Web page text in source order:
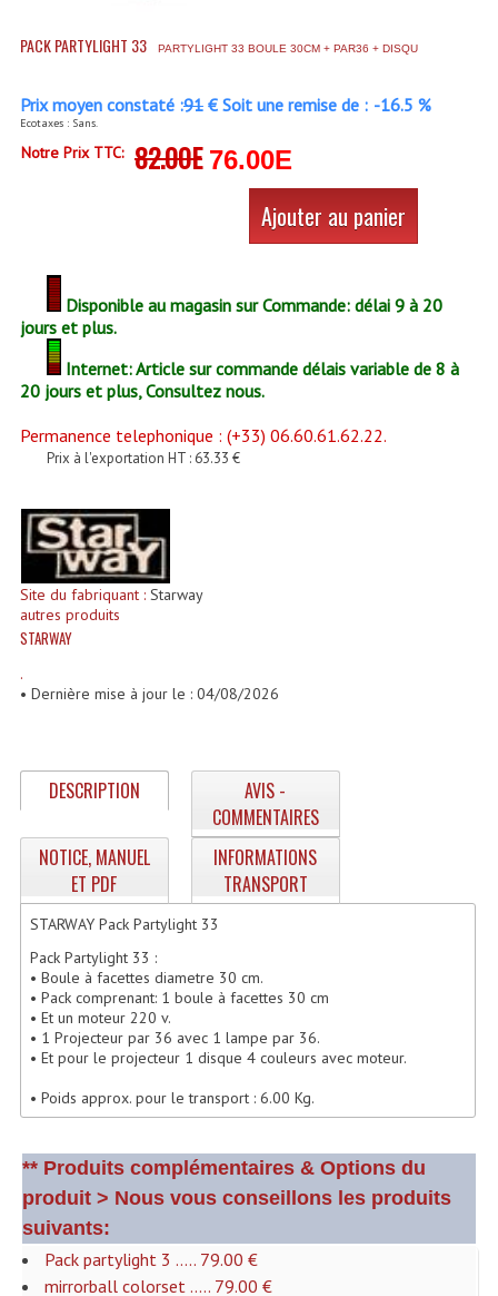
Casques Stéréo
Compresseurs , Limiteurs , Noise Gate
Enceintes Et Caissons Basses
Enceintes Amplifiées Actives
Enceintes, Système Amplifiés
Caisson De Basse Amplifié
Enceintes Autonomes Portables Amplifiées
Enceintes Hifi
Enceintes Monitoring
Filtres Actifs, Correcteurs
Haut-Parleurs Moteurs Tweeters Filtres
Haut Parleurs Sono
Filtres Passifs
Haut-Parleurs Amplis Guitare
Tweeters Pour Enceintes
Platines Disque Vinyles
PACK PARTYLIGHT 33 PARTYLIGHT 33 BOULE 30CM + PAR36 + DISQU
Prix moyen constaté :91€ Soit une remise de : -16.5 %
Ecotaxes : Sans.
Notre Prix TTC: 82.00E 76.00E
Ajouter au panier
Disponible au magasin sur Commande: délai 9 à 20
jours et plus.
Internet: Article sur commande délais variable de 8 à
20 jours et plus, Consultez nous.
Permanence telephonique : (+33) 06.60.61.62.22.
Prix à l'exportation HT : 63.33 €
Site du fabriquant :Starway
autres produits
STARWAY
.
• Dernière mise à jour le : 04/08/2026
DESCRIPTION
AVIS -
COMMENTAIRES
NOTICE, MANUEL
ET PDF
INFORMATIONS
TRANSPORT
STARWAY Pack Partylight 33
Pack Partylight 33 :
• Boule à facettes diametre 30 cm.
• Pack comprenant: 1 boule à facettes 30 cm
• Et un moteur 220 v.
• 1 Projecteur par 36 avec 1 lampe par 36.
• Et pour le projecteur 1 disque 4 couleurs avec moteur.
• Poids approx. pour le transport : 6.00 Kg.
** Produits complémentaires & Options du
produit > Nous vous conseillons les produits
suivants:
Pack partylight 3 ..... 79.00 €
mirrorball colorset ..... 79.00 €